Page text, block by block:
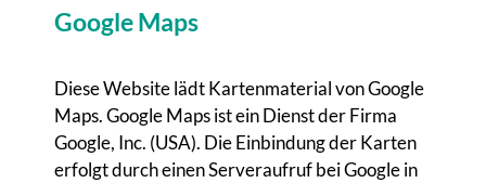
Google Maps
Diese Website lädt Kartenmaterial von Google
Maps. Google Maps ist ein Dienst der Firma
Google, Inc. (USA). Die Einbindung der Karten
erfolgt durch einen Serveraufruf bei Google in